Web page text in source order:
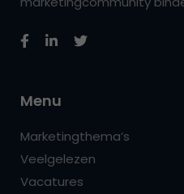
Menu
Marketingthema’s
Veelgelezen
Vacatures